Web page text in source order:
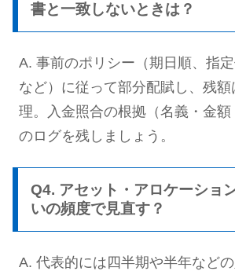
書と一致しないときは？
A. 事前のポリシー（期日順、指
など）に従って部分配賦し、残
理。入金照合の根拠（名義・金
のログを残しましょう。
Q4. アセット・アロケーショ
いの頻度で見直す？
A. 代表的には四半期や半年など